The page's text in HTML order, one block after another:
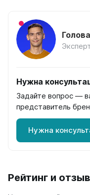
Нужна
Задайте вопрос —
представитель
Нужна
Рейтинг и